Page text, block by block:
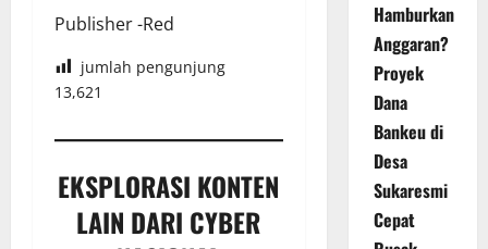
Publisher -Red
jumlah pengunjung
13,621
EKSPLORASI KONTEN
LAIN DARI CYBER
Hamburkan
Anggaran?
Proyek
Dana
Bankeu di
Desa
Sukaresmi
Cepat